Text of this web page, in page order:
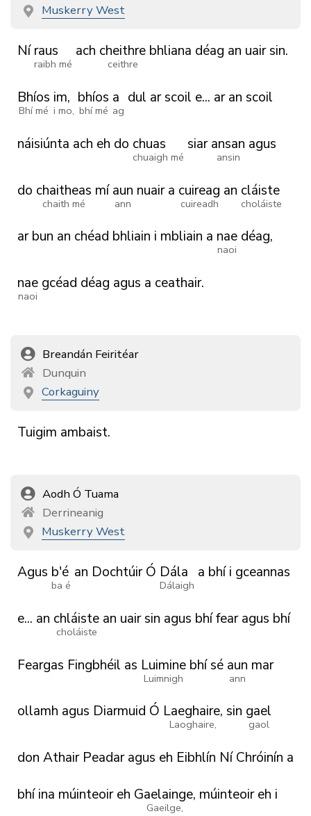
Muskerry West
Ní raus
raibh mé
ach cheithre
ceithre
bhliana déag an uairsin.
Bhíos
Bhí mé
im,
i mo,
bhíos
bhí mé
a
ag
dul arscoil e... ar an scoil
náisiúnta ach eh do chuas
chuaigh mé
siar ansan
ansin
agus
do chaitheas
chaith mé
mí aun
ann
nuair a cuireag
cuireadh
an cláiste
choláiste
ar bun an chéad bhliain i mbliain a nae
naoi
déag,
nae
naoi
gcéad déag agus a ceathair.
Breandán Feiritéar
Dunquin
Corkaguiny
Tuigim ambaist.
Aodh Ó Tuama
Derrineanig
Muskerry West
Agus b'é
ba é
an Dochtúir Ó Dála
Dálaigh
a bhí i gceannas
e... an chláiste
choláiste
an uairsin agus bhífear agus bhí
Feargas Fingbhéil as Luimine
Luimnigh
bhísé aun
ann
mar
ollamh agus Diarmuid Ó Laeghaire,
Laoghaire,
sin gael
gaol
don Athair Peadar agus eh Eibhlín Ní Chróinín a
bhí ina múinteoir eh Gaelainge,
Gaeilge,
múinteoir eh i